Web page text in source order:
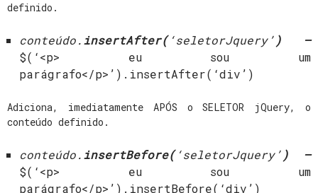
definido.
conteúdo.insertAfter(‘seletorJquery’ ) –
$(‘<p> eu sou um
parágrafo</p>’).insertAfter(‘div’)
Adiciona, imediatamente APÓS o SELETOR jQuery, o
conteúdo definido.
conteúdo.insertBefore(‘seletorJquery’ ) –
$(‘<p> eu sou um
parágrafo</p>’).insertBefore(‘div’)